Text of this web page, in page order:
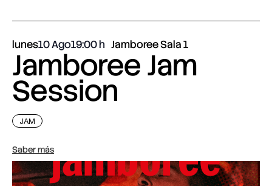
lunes10 Ago19:00 Jamboree Sala 1
Jamboree Jam
Session
JAM
Saber más